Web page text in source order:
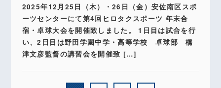
2025年12月25日（木）・26日（金）安佐南区スポ
ーツセンターにて第4回ヒロタクスポーツ 年末合
宿・卓球大会を開催致しました。 1日目は試合を行
い、2日目は野田学園中学・高等学校 卓球部 橋
津文彦監督の講習会を開催致 […]